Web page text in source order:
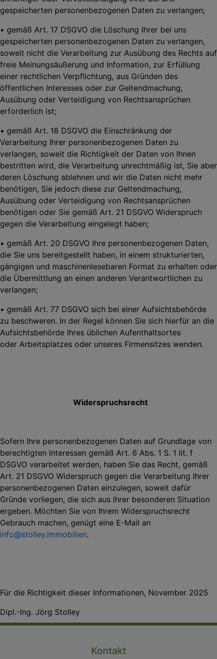
gespeicherten personenbezogenen Daten zu verlangen;
• gemäß Art. 17 DSGVO die Löschung Ihrer bei uns
gespeicherten personenbezogenen Daten zu verlangen,
soweit nicht die Verarbeitung zur Ausübung des Rechts auf
freie Meinungsäußerung und Information, zur Erfüllung
einer rechtlichen Verpflichtung, aus Gründen des
öffentlichen Interesses oder zur Geltendmachung,
Ausübung oder Verteidigung von Rechtsansprüchen
erforderlich ist;
• gemäß Art. 18 DSGVO die Einschränkung der
Verarbeitung Ihrer personenbezogenen Daten zu
verlangen, soweit die Richtigkeit der Daten von Ihnen
bestritten wird, die Verarbeitung unrechtmäßig ist, Sie aber
deren Löschung ablehnen und wir die Daten nicht mehr
benötigen, Sie jedoch diese zur Geltendmachung,
Ausübung oder Verteidigung von Rechtsansprüchen
benötigen oder Sie gemäß Art. 21 DSGVO Widerspruch
gegen die Verarbeitung eingelegt haben;
• gemäß Art. 20 DSGVO Ihre personenbezogenen Daten,
die Sie uns bereitgestellt haben, in einem strukturierten,
gängigen und maschinenlesebaren Format zu erhalten oder
die Übermittlung an einen anderen Verantwortlichen zu
verlangen;
• gemäß Art. 77 DSGVO sich bei einer Aufsichtsbehörde
zu beschweren. In der Regel können Sie sich hierfür an die
Aufsichtsbehörde Ihres üblichen Aufenthaltsortes
oder Arbeitsplatzes oder unseres Firmensitzes wenden.
Widerspruchsrecht
Sofern Ihre personenbezogenen Daten auf Grundlage von
berechtigten Interessen gemäß Art. 6 Abs. 1 S. 1 lit. f
DSGVO verarbeitet werden, haben Sie das Recht, gemäß
Art. 21 DSGVO Widerspruch gegen die Verarbeitung Ihrer
personenbezogenen Daten einzulegen, soweit dafür
Gründe vorliegen, die sich aus Ihrer besonderen Situation
ergeben. Möchten Sie von Ihrem Widerspruchsrecht
Gebrauch machen, genügt eine E-Mail an
info@stolley.immobilien.
Für die Richtigkeit dieser Informationen, November 2025
Dipl.-Ing. Jörg Stolley
Kontakt